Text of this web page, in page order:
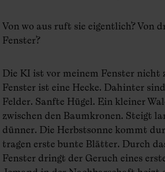
Von wo aus ruft sie eigentlich? Von
Fenster?
Die KI ist vor meinem Fenster nicht
Fenster ist eine Hecke. Dahinter
Felder. Sanfte Hügel. Ein kleiner
zwischen den Baumkronen. Steigt
dünner. Die Herbstsonne kommt
tragen erste bunte Blätter. Durch
Fenster dringt der Geruch eines